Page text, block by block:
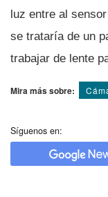
luz entre al
se tratarí­a de un
trabajar de lente
Mira más sobre:
Síguenos en: